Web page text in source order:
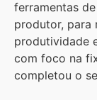
ferramentas
produtor, para
produtividade
com foco na
completou o